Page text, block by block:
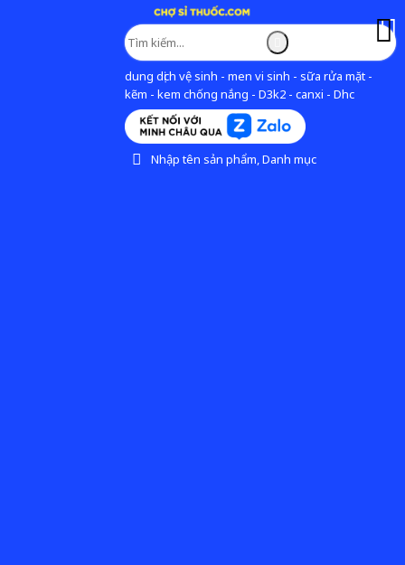
dung dịch vệ sinh - men vi sinh - sữa rửa mặt -
kẽm - kem chống nắng - D3k2 - canxi - Dhc
Nhập tên sản phẩm, Danh mục